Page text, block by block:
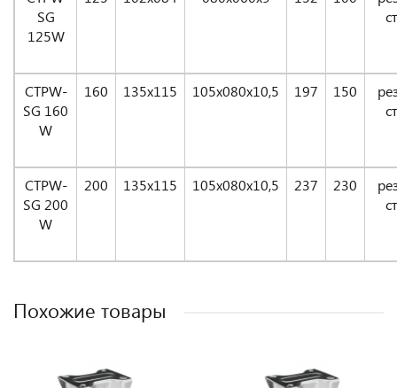
SG
125W
CTPW-
SG 160
W
160 135x115 105x080x10,5 197 150
CTPW-
SG 200
W
200 135x115 105x080x10,5 237 230
Похожие товары